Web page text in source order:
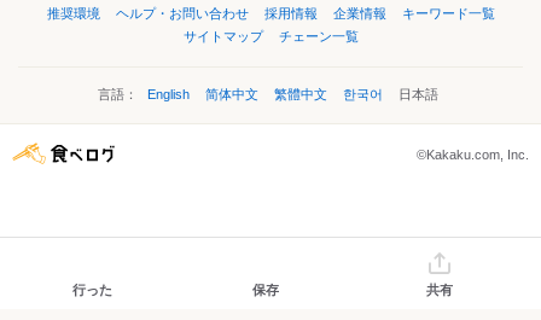
推奨環境
ヘルプ・お問い合わせ 採用情報 企業情報
キーワード一覧
サイトマップ
チェーン一覧
言語： English 简体中文 繁體中文 한국어 日本語
©Kakaku.com, Inc.
行った 保存 共有